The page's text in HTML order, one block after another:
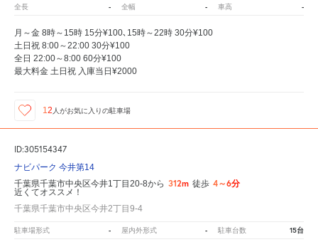
全長 - 全幅 - 車高 -
月～金 8時～15時 15分¥100､15時～22時 30分¥100
土日祝 8:00～22:00 30分¥100
全日 22:00～8:00 60分¥100
最大料金 土日祝 入庫当日¥2000
12 人がお気に入りの駐車場
ID:305154347
ナビパーク 今井第14
千葉県千葉市中央区今井1丁目20-8から 312m 徒歩 4～6分
近くてオススメ！
千葉県千葉市中央区今井2丁目9-4
駐車場形式 - 屋内外形式 - 駐車台数 15台